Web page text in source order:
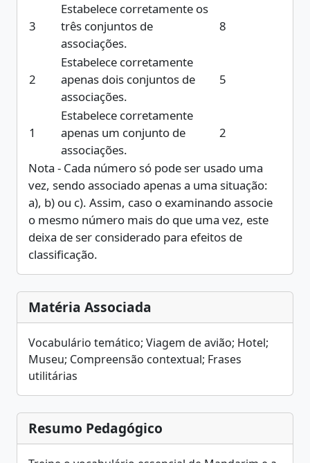
3
Estabelece corretamente os
três conjuntos de
associações.
8
2
Estabelece corretamente
apenas dois conjuntos de
associações.
5
1
Estabelece corretamente
apenas um conjunto de
associações.
2
Nota - Cada número só pode ser usado uma
vez, sendo associado apenas a uma situação:
a), b) ou c). Assim, caso o examinando associe
o mesmo número mais do que uma vez, este
deixa de ser considerado para efeitos de
classificação.
Matéria Associada
Vocabulário temático; Viagem de avião; Hotel;
Museu; Compreensão contextual; Frases
utilitárias
Resumo Pedagógico